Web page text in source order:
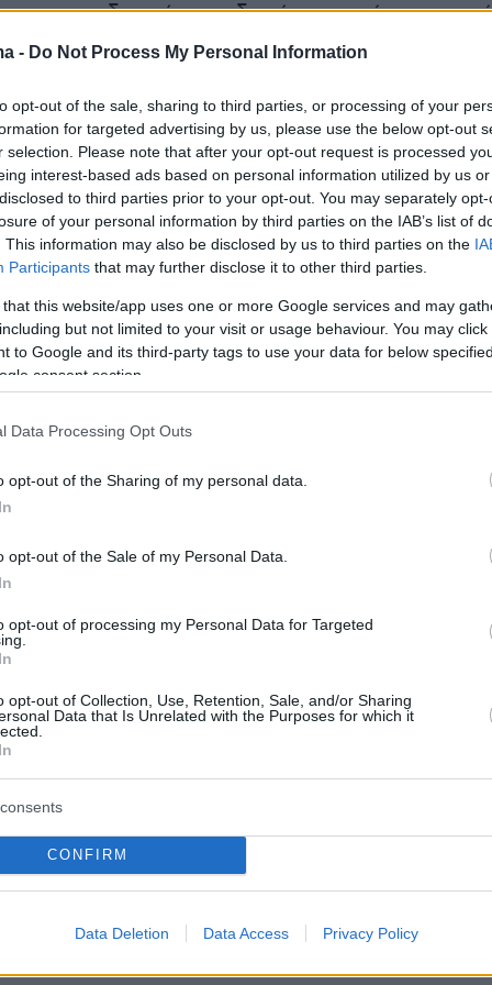
- Do Not Process My Personal Information
opt-out of the sale, sharing to third parties, or processing of your
for targeted advertising by us, please use the below opt-out
selection. Please note that after your opt-out request is processed
interest-based ads based on personal information utilized by us
to third parties prior to your opt-out. You may separately
of your personal information by third parties on the IAB’s list of
This information may also be disclosed by us to third parties on the
Participants that may further disclose it to other third parties.
that this website/app uses one or more Google services and may
but not limited to your visit or usage behaviour. You may
to Google and its third-party tags to use your data for below
consent section.
Data Processing Opt Outs
opt-out of the Sharing of my personal data.
opt-out of the Sale of my Personal Data.
opt-out of processing my Personal Data for Targeted
opt-out of Collection, Use, Retention, Sale, and/or Sharing
Data that Is Unrelated with the Purposes for which it
CONFIRM
Data Deletion Data Access Privacy Policy
της κακοδιαχείρισης δημόσιου χρήματος
για δικό της όφελος.
Νετανιάχου αντιμετώπισε με πλατύ
κάμερες και τους δημοσιογράφους που την
δικαστήριο πριν να ξεκινήσει η διαδικασία.
τι παραδέχεστε;" την ρώτησε ο δικαστής
λακωνικά "Μάλιστα".
ανάρτησε τη φωτογραφία ενός
όπως υποστηρίζει, της έστειλε κατά τη
Το σημείωμα αυτό γράφει: "Θα το
δυνατή".
απόφασή τους να προχωρήσουν σε
επικαλέστηκαν το καθαρό ποινικό
Νετανιάχου, τη δημόσια ταπείνωση που
αυτής της υπόθεσης και το χρονικό
έχει μεσολαβήσει –σχεδόν εννέα χρόνια–
αδικήματος.
επίσης με πρόστιμο 10.000 σέκελ.